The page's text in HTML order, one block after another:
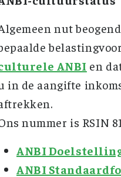
nut
ANBI en
in de aangifte
nummer is RSIN
ANBI
ANBI